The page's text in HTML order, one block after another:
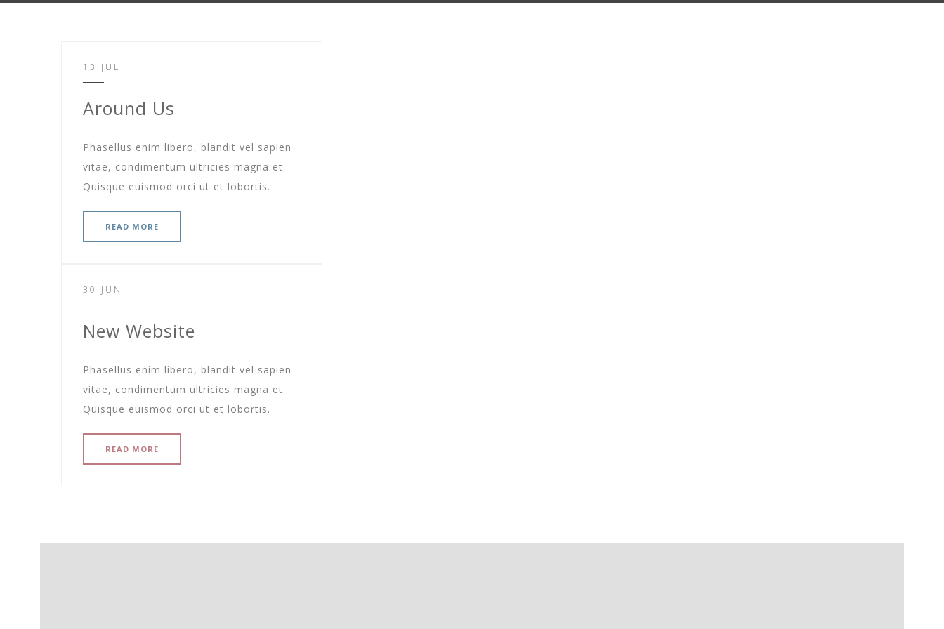
13 JUL
Around Us
Phasellus enim libero, blandit vel sapien
vitae, condimentum ultricies magna et.
Quisque euismod orci ut et lobortis.
READ MORE
30 JUN
New Website
Phasellus enim libero, blandit vel sapien
vitae, condimentum ultricies magna et.
Quisque euismod orci ut et lobortis.
READ MORE